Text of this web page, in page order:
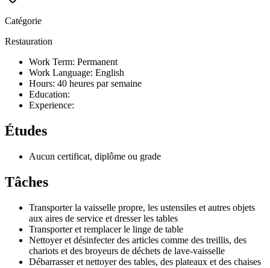
Catégorie
Restauration
Work Term: Permanent
Work Language: English
Hours: 40 heures par semaine
Education:
Experience:
Études
Aucun certificat, diplôme ou grade
Tâches
Transporter la vaisselle propre, les ustensiles et autres objets
aux aires de service et dresser les tables
Transporter et remplacer le linge de table
Nettoyer et désinfecter des articles comme des treillis, des
chariots et des broyeurs de déchets de lave-vaisselle
Débarrasser et nettoyer des tables, des plateaux et des chaises